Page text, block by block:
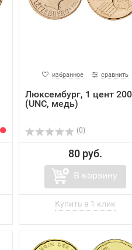
избранное сравнить
Люксембург, 1 цент
(UNC, медь)
(0)
80 руб.
В корзину